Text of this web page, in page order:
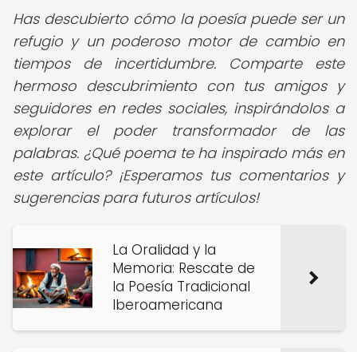
Has descubierto cómo la poesía puede ser un
refugio y un poderoso motor de cambio en
tiempos de incertidumbre. Comparte este
hermoso descubrimiento con tus amigos y
seguidores en redes sociales, inspirándolos a
explorar el poder transformador de las
palabras. ¿Qué poema te ha inspirado más en
este artículo? ¡Esperamos tus comentarios y
sugerencias para futuros artículos!
La Oralidad y la
Memoria: Rescate de
la Poesía Tradicional
Iberoamericana